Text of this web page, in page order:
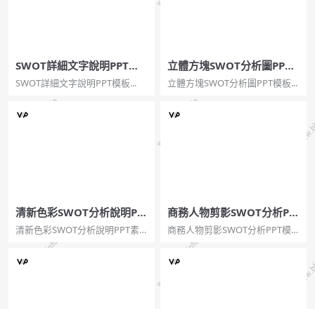
SWOT詳細文字說明PPT模
板
SWOT詳細文字說明PPT模板...
立體方塊SWOT分析圖PPT
模板
立體方塊SWOT分析圖PPT模板...
清新色彩SWOT分析說明PP
T素材
清新色彩SWOT分析說明PPT素
商務人物剪影SWOT分析PP
T模板
商務人物剪影SWOT分析PPT模